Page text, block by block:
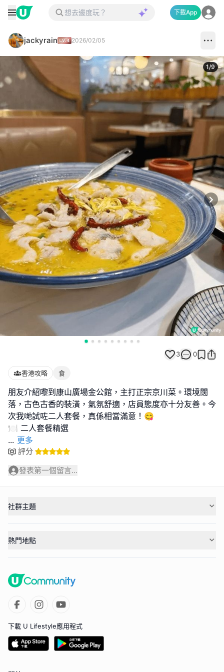
下載App
jackyrain 2026/02/05
1/9
3 0
香港攻略 食
朋友介紹嚟到康山廣場金公館，主打正宗京川菜。環境闊
落，古色古香的裝潢，氣氛舒適，店員態度亦十分友善。今
次我哋試咗二人套餐，真係相當滿意！😋
... 更多
評分
發表第一個留言...
社群主題
熱門地點
下載 U Lifestyle應用程式